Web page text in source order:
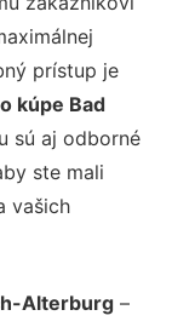
prístup je
kúpe Bad
sú aj odborné
ste mali
vašich
Alterburg –